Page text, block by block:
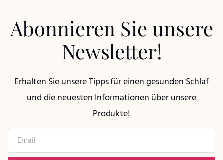
Abonnieren Sie unsere
Newsletter!
Erhalten Sie unsere Tipps für einen gesunden Schlaf
und die neuesten Informationen über unsere
Produkte!